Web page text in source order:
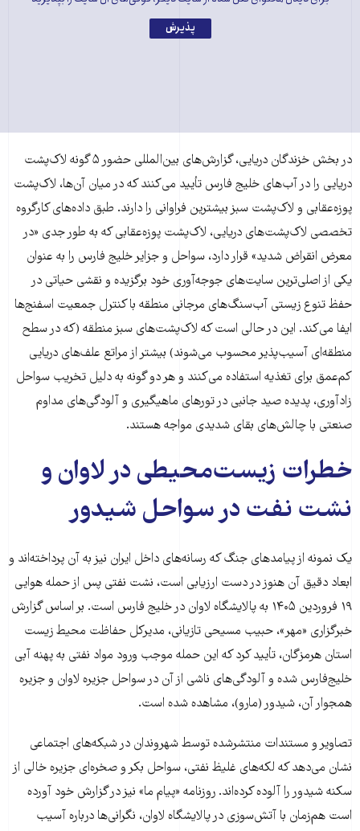
پذیرش
در بخش خزندگان دریایی، گزارش‌های بین‌المللی حضور ۵ گونه لاک‌پشت
دریایی را در آب‌های خلیج فارس تأیید می‌کنند که در میان آن‌ها، لاک‌پشت
پوزه‌عقابی و لاک‌پشت سبز بیشترین فراوانی را دارند. طبق داده‌های کارگروه
تخصصی لاک‌پشت‌های دریایی، لاک‌پشت پوزه‌عقابی که به طور جدی «در
معرض انقراض شدید» قرار دارد، سواحل و جزایر خلیج فارس را به عنوان
یکی از اصلی‌ترین سایت‌های جوجه‌آوری خود برگزیده و نقشی حیاتی در
حفظ تنوع زیستی آب‌سنگ‌های مرجانی منطقه با کنترل جمعیت اسفنج‌ها
ایفا می‌کند. این در حالی است که لاک‌پشت‌های سبز منطقه (که در سطح
منطقه‌ای آسیب‌پذیر محسوب می‌شوند) بیشتر از مراتع علف‌های دریایی
کم‌عمق برای تغذیه استفاده می‌کنند و هر دو گونه به دلیل تخریب سواحل
زادآوری، پدیده صید جانبی در تورهای ماهیگیری و آلودگی‌های مداوم
صنعتی با چالش‌های بقای شدیدی مواجه هستند.
خطرات زیست‌محیطی در لاوان و
نشت نفت در سواحل شیدور
یک نمونه از پیامدهای جنگ که رسانه‌های داخل ایران نیز به آن پرداخته‌اند و
ابعاد دقیق آن هنوز در دست ارزیابی است، نشت نفتی پس از حمله هوایی
۱۹ فروردین ۱۴۰۵ به پالایشگاه لاوان در خلیج فارس است. بر اساس گزارش
خبرگزاری «مهر»، حبیب مسیحی تازیانی، مدیرکل حفاظت محیط زیست
استان هرمزگان، تأیید کرد که این حمله موجب ورود مواد نفتی به پهنه آبی
خلیج‌فارس شده و آلودگی‌های ناشی از آن در سواحل جزیره لاوان و جزیره
همجوار آن، شیدور (مارو)، مشاهده شده است.
تصاویر و مستندات منتشرشده توسط شهروندان در شبکه‌های اجتماعی
نشان می‌دهد که لکه‌های غلیظ نفتی، سواحل بکر و صخره‌ای جزیره خالی از
سکنه شیدور را آلوده کرده‌اند. روزنامه «پیام ما» نیز در گزارش خود آورده
است هم‌زمان با آتش‌سوزی در پالایشگاه لاوان، نگرانی‌ها درباره آسیب